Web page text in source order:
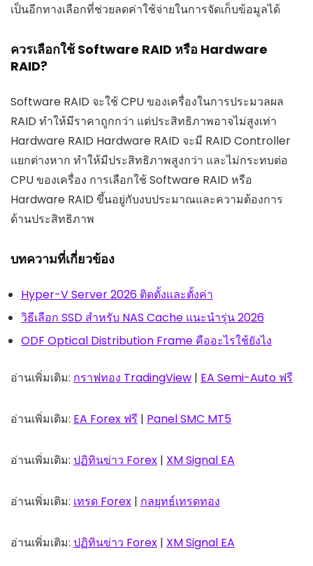
เป็นอีกทางเลือกที่ช่วยลดค่าใช้จ่ายในการจัดเก็บข้อมูลได้
ควรเลือกใช้ Software RAID หรือ Hardware
RAID?
Software RAID จะใช้ CPU ของเครื่องในการประมวลผล
RAID ทำให้มีราคาถูกกว่า แต่ประสิทธิภาพอาจไม่สูงเท่า
Hardware RAID Hardware RAID จะมี RAID Controller
แยกต่างหาก ทำให้มีประสิทธิภาพสูงกว่า และไม่กระทบต่อ
CPU ของเครื่อง การเลือกใช้ Software RAID หรือ
Hardware RAID ขึ้นอยู่กับงบประมาณและความต้องการ
ด้านประสิทธิภาพ
บทความที่เกี่ยวข้อง
Hyper-V Server 2026 ติดตั้งและตั้งค่า
วิธีเลือก SSD สำหรับ NAS Cache แนะนำรุ่น 2026
ODF Optical Distribution Frame คืออะไรใช้ยังไง
อ่านเพิ่มเติม: กราฟทอง TradingView | EA Semi-Auto ฟรี
อ่านเพิ่มเติม: EA Forex ฟรี | Panel SMC MT5
อ่านเพิ่มเติม: ปฏิทินข่าว Forex | XM Signal EA
อ่านเพิ่มเติม: เทรด Forex | กลยุทธ์เทรดทอง
อ่านเพิ่มเติม: ปฏิทินข่าว Forex | XM Signal EA